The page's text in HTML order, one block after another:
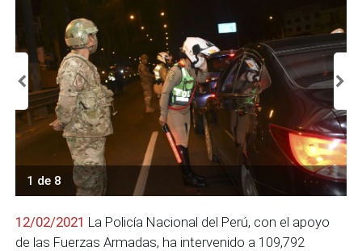
1 de 8
12/02/2021 La Policía Nacional del Perú, con el apoyo
de las Fuerzas Armadas, ha intervenido a 109,792